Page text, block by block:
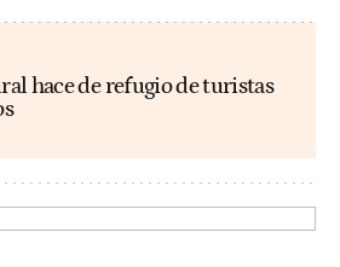
hace de refugio de turistas